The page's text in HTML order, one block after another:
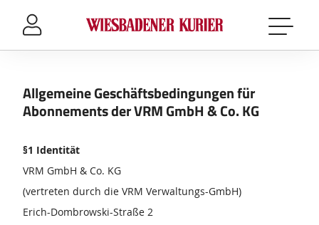
Navigation
Header
Allgemeine Geschäftsbedingungen für
Abonnements der VRM GmbH & Co. KG
§1 Identität
VRM GmbH & Co. KG
(vertreten durch die VRM Verwaltungs-GmbH)
Erich-Dombrowski-Straße 2